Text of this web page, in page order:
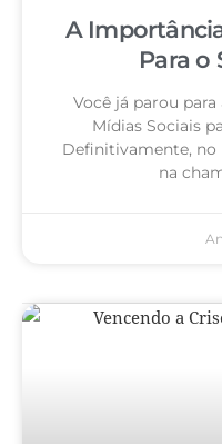
A
Para o
Você já parou
Mídias Sociais
Definitivamente,
na